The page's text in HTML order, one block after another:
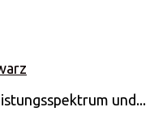
und...